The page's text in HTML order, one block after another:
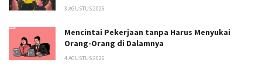
3 AGUSTUS 2026
Mencintai Pekerjaan tanpa Harus Menyukai
Orang-Orang di Dalamnya
4 AGUSTUS 2026